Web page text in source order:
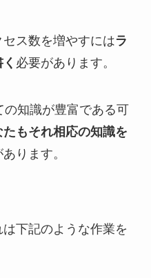
ス数を増やすにはラ
必要があります。
の知識が豊富である可
たもそれ相応の知識を
ります。
下記のような作業を